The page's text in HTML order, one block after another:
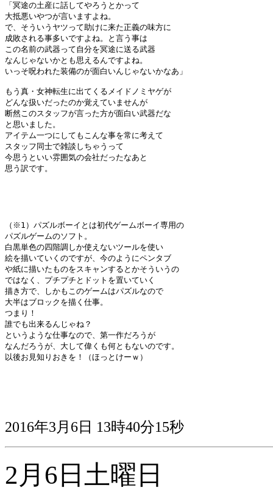
「冥途の土産に話してやろうとかって
大抵悪いやつが言いますよね。
で、そういうヤツって助けに来た正義の味方に
成敗される事多いですよね。と言う事は
この名前の武器って自分を冥途に送る武器
なんじゃないかとも思えるんですよね。
いっそ呪われた装備のが面白いんじゃないかなあ」
もう真・女神転生に出てくるメイドノミヤゲが
どんな扱いだったのか覚えていませんが
断然このスタッフが言った方が面白い武器だな
と思いました。
アイテム一つにしてもこんな事を常に考えて
スタッフ同士で雑談しちゃうって
今思うといい雰囲気の会社だったなあと
思う訳です。
（※1）パズルボーイとは初代ゲームボーイ専用の
パズルゲームのソフト。
白黒単色の四階調しか使えないツールを使い
絵を描いていくのですが、今のようにペンタブ
や紙に描いたものをスキャンするとかそういうの
ではなく、プチプチとドットを置いていく
描き方で、しかもこのゲームはパズルなので
大半はブロックを描く仕事。
つまり！
誰でも出来るんじゃね？
というような仕事なので、第一作だろうが
なんだろうが、大して偉くも何ともないのです。
以後お見知りおきを！（ほっとけーｗ）
2016年3月6日 13時40分15秒
2月6日土曜日